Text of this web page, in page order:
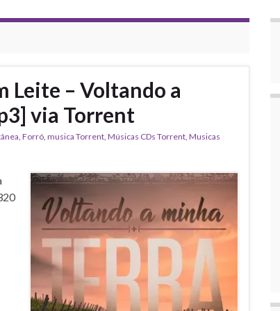
Leite – Voltando a
via Torrent
, Forró, musica Torrent, ‎Músicas CDs Torrent, ‎Musicas